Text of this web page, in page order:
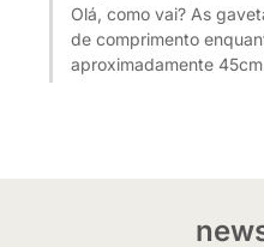
Olá, como vai? As
de comprimento
aproximadamente